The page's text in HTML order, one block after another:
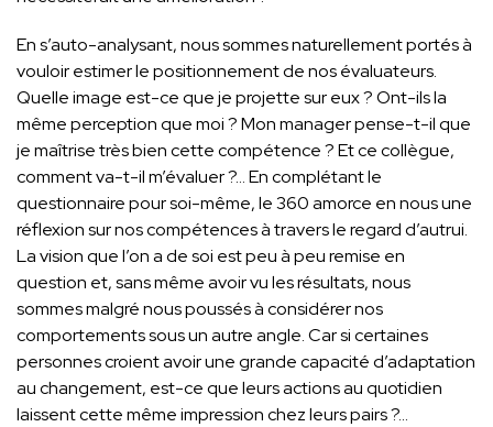
En s’auto-analysant, nous sommes naturellement portés à
vouloir estimer le positionnement de nos évaluateurs.
Quelle image est-ce que je projette sur eux ? Ont-ils la
même perception que moi ? Mon manager pense-t-il que
je maîtrise très bien cette compétence ? Et ce collègue,
comment va-t-il m’évaluer ?… En complétant le
questionnaire pour soi-même, le 360 amorce en nous une
réflexion sur nos compétences à travers le regard d’autrui.
La vision que l’on a de soi est peu à peu remise en
question et, sans même avoir vu les résultats, nous
sommes malgré nous poussés à considérer nos
comportements sous un autre angle. Car si certaines
personnes croient avoir une grande capacité d’adaptation
au changement, est-ce que leurs actions au quotidien
laissent cette même impression chez leurs pairs ?…